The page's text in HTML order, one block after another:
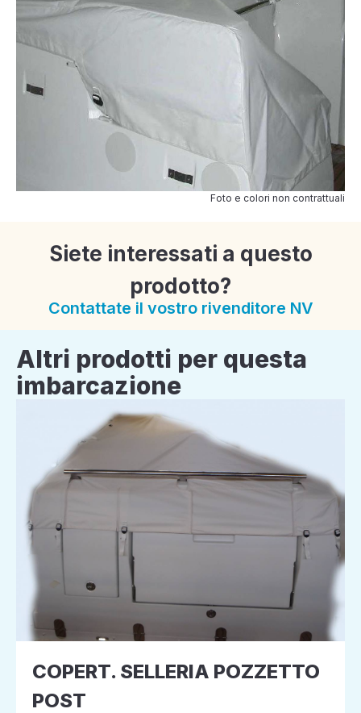
Foto e colori non contrattuali
Siete interessati a questo
prodotto?
Contattate il vostro rivenditore NV
Altri prodotti per questa
imbarcazione
COPERT. SELLERIA POZZETTO
POST